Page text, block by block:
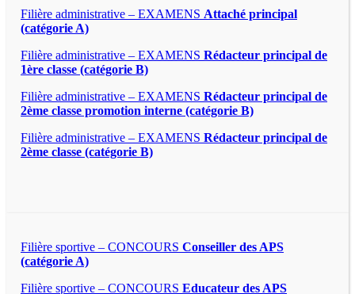
Filière administrative – EXAMENS Attaché principal
(catégorie A)
Filière administrative – EXAMENS Rédacteur principal de
1ère classe (catégorie B)
Filière administrative – EXAMENS Rédacteur principal de
2ème classe promotion interne (catégorie B)
Filière administrative – EXAMENS Rédacteur principal de
2ème classe (catégorie B)
Filière sportive – CONCOURS Conseiller des APS
(catégorie A)
Filière sportive – CONCOURS Educateur des APS